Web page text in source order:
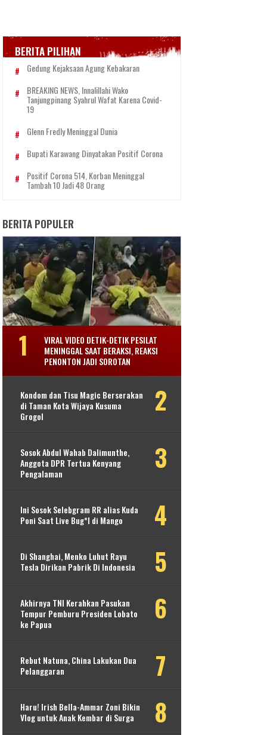
BERITA PILIHAN
Gedung Kejaksaan Agung Kebakaran
BREAKING NEWS, Innalillahi Wako
Tanjungpinang Syahrul Wafat Karena Covid-
19
Glenn Fredly Meninggal Dunia
Bupati Karawang Dinyatakan Positif Corona
Positif Corona 514, Korban Meninggal
Tambah 10 Jadi 48 Orang
BERITA POPULER
VIRAL VIDEO DETIK-DETIK PESILAT
MENINGGAL SAAT BERAKSI, REAKSI
PENONTON JADI SOROTAN
Kondom dan Tisu Magic Berserakan
di Taman Kota Wijaya Kusuma
Grogol
Sosok Abdul Wahab Dalimunthe,
Anggota DPR Tertua Kenyang
Pengalaman
Ini Sosok Selebgram RR alias Kuda
Poni Saat Live Bug*l di Mango
Di Shanghai, Menko Luhut Rayu
Tesla Dirikan Pabrik Di Indonesia
Akhirnya TNI Kerahkan Pasukan
Tempur Pemburu Presiden Lobato
ke Papua
Rebut Natuna, China Lakukan Dua
Pelanggaran
Haru! Irish Bella-Ammar Zoni Bikin
Vlog untuk Anak Kembar di Surga